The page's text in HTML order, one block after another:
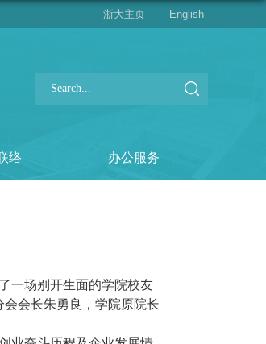
浙大主页 English
络 办公服务
一场别开生面的学院校友
会长朱勇良，学院原院长